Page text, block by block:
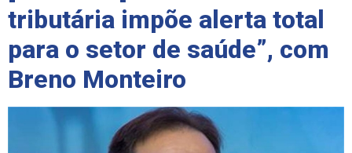
tributária impõe alerta total
para o setor de saúde”, com
Breno Monteiro